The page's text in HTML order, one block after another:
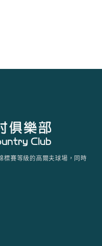
標賽等級的高爾夫球場，同時